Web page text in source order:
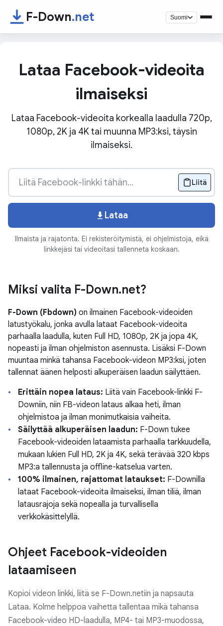
F-Down.net Suomi
Lataa Facebook-videoita
ilmaiseksi
Lataa Facebook-videoita korkealla laadulla 720p,
1080p, 2K ja 4K tai muunna MP3:ksi, täysin
ilmaiseksi.
Liitä
Lataa
Ilmaista ja rajatonta. Ei rekisteröitymistä, ei ohjelmistoja, eikä
linkkejäsi tai videoitasi tallenneta koskaan.
Miksi valita F-Down.net?
F-Down (Fbdown) on ilmainen Facebook-videoiden
latustyökalu, jonka avulla lataat Facebook-videoita
parhaalla laadulla, kuten Full HD, 1080p, 2K ja jopa 4K,
nopeasti ja ilman ohjelmiston asennusta. Lisäksi F-Down
muuntaa minkä tahansa Facebook-videon MP3:ksi, joten
tallennat äänen helposti alkuperäisen laadun säilyttäen.
Erittäin nopea lataus: Liitä vain Facebook-linkki F-
Downiin, niin FB-videon lataus alkaa heti, ilman
ohjelmistoa ja ilman monimutkaisia vaiheita.
Säilyttää alkuperäisen laadun: F-Down tukee
Facebook-videoiden lataamista parhaalla tarkkuudella,
mukaan lukien Full HD, 2K ja 4K, sekä terävää 320 kbps
MP3:a tallennusta ja offline-katselua varten.
100% ilmainen, rajattomat lataukset: F-Downilla
lataat Facebook-videoita ilmaiseksi, ilman tiliä, ilman
latausrajoja sekä nopealla ja turvallisella
verkkokäsittelyllä.
Ohjeet Facebook-videoiden
lataamiseen
Kopioi videon linkki, liitä se F-Down.netiin ja napsauta
Lataa. Kolme helppoa vaihetta tallentaa mikä tahansa
Facebook-video HD-laadulla, MP4- tai MP3-muodossa,